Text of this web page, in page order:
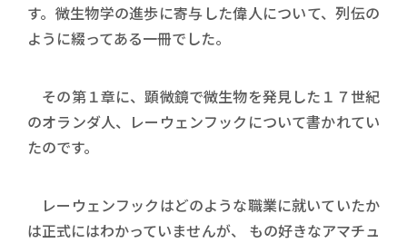
す。微生物学の進歩に寄与した偉人について、列伝の
ように綴ってある一冊でした。
その第１章に、顕微鏡で微生物を発見した１７世紀
のオランダ人、レーウェンフックについて書かれてい
たのです。
レーウェンフックはどのような職業に就いていたか
は正式にはわかっていませんが、 もの好きなアマチュ